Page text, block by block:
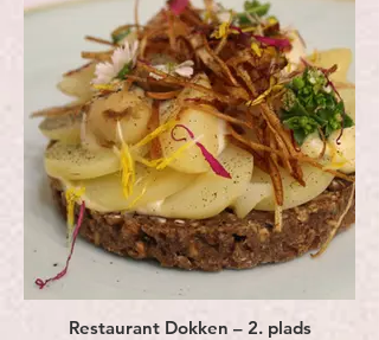
Restaurant Dokken – 2. plads